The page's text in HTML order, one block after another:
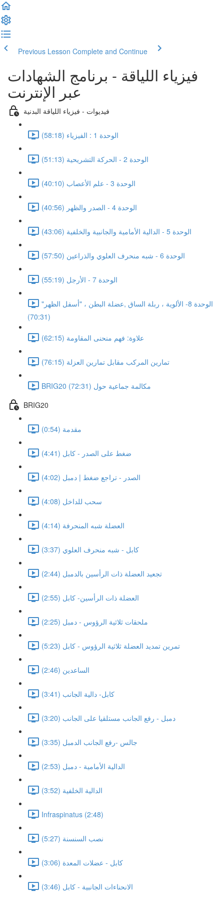
Previous Lesson Complete and Continue
فيزياء اللياقة - برنامج الشهادات
عبر الإنترنت
فيديوات - فيزياء اللياقة البدنية
الوحدة 1 : الفيزياء (58:18)
الوحدة 2 - الحركة التشريحية (51:13)
الوحدة 3 - علم الأعصاب (40:10)
الوحدة 4 - الصدر والظهر (40:56)
الوحدة 5 - الدالية الأمامية والجانبية والخلفية (43:06)
الوحدة 6 - شبه منحرف العلوي والذراعين (57:50)
الوحدة 7 - الأرجل (55:19)
الوحدة 8- الألوية ، ربلة الساق ,عضلة البطن ، "أسفل الظهر"
(70:31)
علاوة: فهم منحنى المقاومة (62:15)
تمارين المركب مقابل تمارين العزلة (76:15)
BRIG20 مكالمة جماعية حول (72:31)
BRIG20
مقدمة (0:54)
ضغط على الصدر - كابل (4:41)
الصدر - تراجع ضغط | دمبل (4:02)
سحب للداخل (4:08)
العضلة شبه المنحرفة (4:14)
كابل - شبه منحرف العلوي (3:37)
تجعيد العضلة ذات الرأسين بالدمبل (2:44)
العضلة ذات الرأسين- كابل (2:55)
ملحقات ثلاثية الرؤوس - دمبل (2:25)
تمرين تمديد العضلة ثلاثية الرؤوس - كابل (5:23)
الساعدين (2:46)
كابل- دالية الجانب (3:41)
دمبل - رفع الجانب مستلقيا على الجانب (3:20)
جالس -رفع الجانب الدمبل (3:35)
الدالية الأمامية - دمبل (2:53)
الدالية الخلفية (3:52)
Infraspinatus (2:48)
نصب السنسنة (5:27)
كابل - عضلات المعدة (3:06)
الانحناءات الجانبية - كابل (3:46)